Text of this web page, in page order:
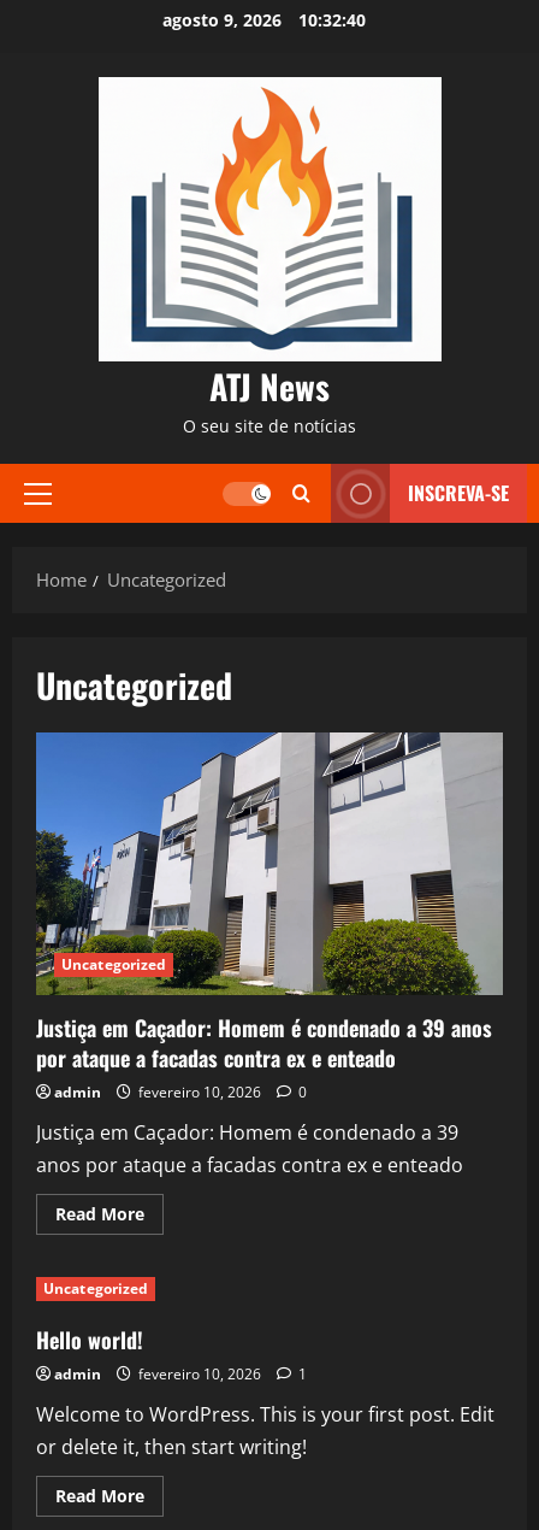
agosto 9, 2026 10:32:40
ATJ News
O seu site de notícias
Primary
INSCREVA-SE
Home Uncategorized
Uncategorized
Uncategorized
Justiça em Caçador: Homem é condenado a 39 anos
por ataque a facadas contra ex e enteado
admin fevereiro 10, 2026 0
Justiça em Caçador: Homem é condenado a 39
anos por ataque a facadas contra ex e enteado
Read MoreRead
more
em
Caçador:
a
39
por
a
contra
ex
e
Uncategorized
Hello world!
admin fevereiro 10, 2026 1
Welcome to WordPress. This is your first post. Edit
or delete it, then start writing!
Read MoreRead
more